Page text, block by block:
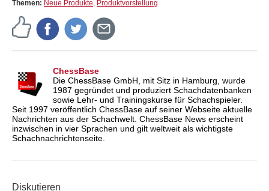
Themen: Neue Produkte, Produktvorstellung
ChessBase
Die ChessBase GmbH, mit Sitz in Hamburg, wurde
1987 gegründet und produziert Schachdatenbanken
sowie Lehr- und Trainingskurse für Schachspieler.
Seit 1997 veröffentlich ChessBase auf seiner Webseite aktuelle
Nachrichten aus der Schachwelt. ChessBase News erscheint
inzwischen in vier Sprachen und gilt weltweit als wichtigste
Schachnachrichtenseite.
Diskutieren